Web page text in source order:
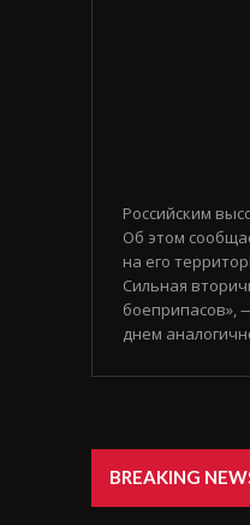
Российским
Об этом
на его
Сильная
боеприпасов»,
днем
BREAKING